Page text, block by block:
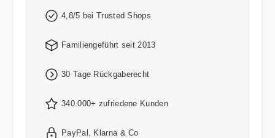
4,8/5 bei Trusted Shops
Familiengeführt seit 2013
30 Tage Rückgaberecht
340.000+ zufriedene Kunden
PayPal, Klarna & Co